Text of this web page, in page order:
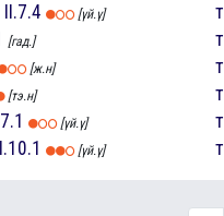
II.7.4 [үй.ү]
[гад.]
[ж.н]
[тэ.н]
[үй.ү]
II.10.1 [үй.ү]